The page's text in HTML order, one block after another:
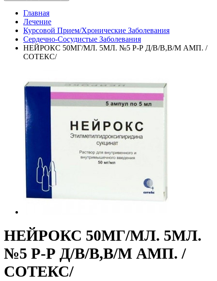
Главная
Лечение
Курсовой Прием/Хронические Заболевания
Сердечно-Сосудистые Заболевания
НЕЙРОКС 50МГ/МЛ. 5МЛ. №5 Р-Р Д/В/В,В/М АМП. /
СОТЕКС/
НЕЙРОКС 50МГ/МЛ. 5МЛ.
№5 Р-Р Д/В/В,В/М АМП. /
СОТЕКС/